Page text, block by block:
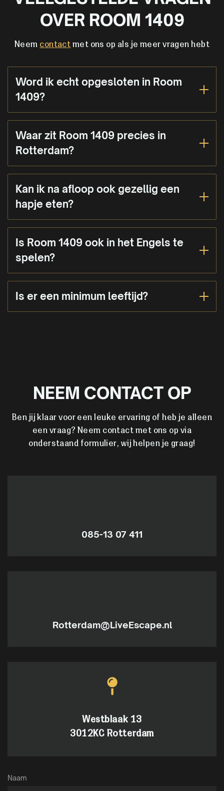
OVER ROOM 1409
Neem contact met ons op als je meer vragen hebt
Word ik echt opgesloten in Room
1409?
Waar zit Room 1409 precies in
Rotterdam?
Kan ik na afloop ook gezellig een
hapje eten?
Is Room 1409 ook in het Engels te
spelen?
Is er een minimum leeftijd?
NEEM CONTACT OP
Ben jij klaar voor een leuke ervaring of heb je alleen
een vraag? Neem contact met ons op via
onderstaand formulier, wij helpen je graag!
085-13 07 411
Rotterdam@LiveEscape.nl
Westblaak 13
3012KC Rotterdam
Naam